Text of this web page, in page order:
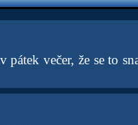
večer, že se to